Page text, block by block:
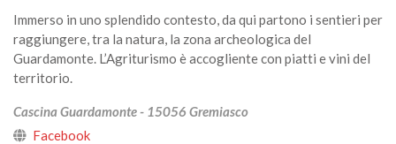
Immerso in uno splendido contesto, da qui partono i sentieri per
raggiungere, tra la natura, la zona archeologica del
Guardamonte. L’Agriturismo è accogliente con piatti e vini del
territorio.
Cascina Guardamonte - 15056 Gremiasco
Facebook